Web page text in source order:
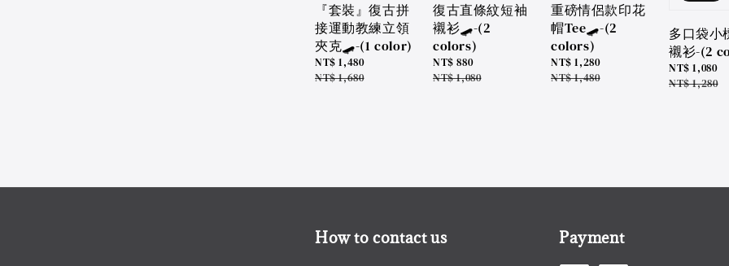
『套裝』復古拼
接運動教練立領
夾克🛹-(1 color)
Sale
price
NT$ 1,480
Regular
NT$ 1,680
復古直條紋短袖
襯衫🛹-(2
colors)
Sale
price
NT$ 880
Regular
NT$ 1,080
重磅情侶款印花
帽Tee🛹-(2
colors)
Sale
price
NT$ 1,280
Regular
NT$ 1,480
多口袋小
襯衫-(2
Sale
price
NT$ 1,080
Regular
NT$ 1,280
How to contact us Payment